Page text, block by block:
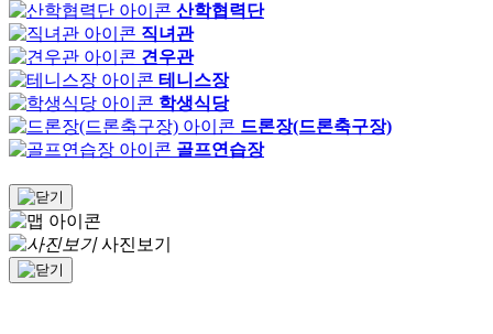
산학협력단
직녀관
견우관
테니스장
학생식당
드론장(드론축구장)
골프연습장
사진보기